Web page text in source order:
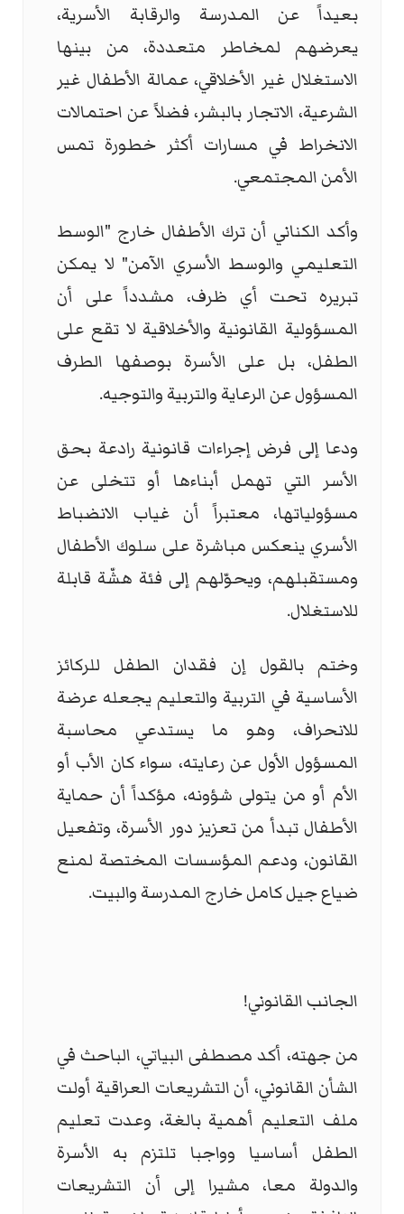
بعيداً عن المدرسة والرقابة الأسرية،
يعرضهم لمخاطر متعددة، من بينها
الاستغلال غير الأخلاقي، عمالة الأطفال غير
الشرعية، الاتجار بالبشر، فضلاً عن احتمالات
الانخراط في مسارات أكثر خطورة تمس
الأمن المجتمعي.
وأكد الكناني أن ترك الأطفال خارج "الوسط
التعليمي والوسط الأسري الآمن" لا يمكن
تبريره تحت أي ظرف، مشدداً على أن
المسؤولية القانونية والأخلاقية لا تقع على
الطفل، بل على الأسرة بوصفها الطرف
المسؤول عن الرعاية والتربية والتوجيه.
ودعا إلى فرض إجراءات قانونية رادعة بحق
الأسر التي تهمل أبناءها أو تتخلى عن
مسؤولياتها، معتبراً أن غياب الانضباط
الأسري ينعكس مباشرة على سلوك الأطفال
ومستقبلهم، ويحوّلهم إلى فئة هشّة قابلة
للاستغلال.
وختم بالقول إن فقدان الطفل للركائز
الأساسية في التربية والتعليم يجعله عرضة
للانحراف، وهو ما يستدعي محاسبة
المسؤول الأول عن رعايته، سواء كان الأب أو
الأم أو من يتولى شؤونه، مؤكداً أن حماية
الأطفال تبدأ من تعزيز دور الأسرة، وتفعيل
القانون، ودعم المؤسسات المختصة لمنع
ضياع جيل كامل خارج المدرسة والبيت.
الجانب القانوني!
من جهته، أكد مصطفى البياتي، الباحث في
الشأن القانوني، أن التشريعات العراقية أولت
ملف التعليم أهمية بالغة، وعدت تعليم
الطفل أساسيا وواجبا تلتزم به الأسرة
والدولة معا، مشيرا إلى أن التشريعات